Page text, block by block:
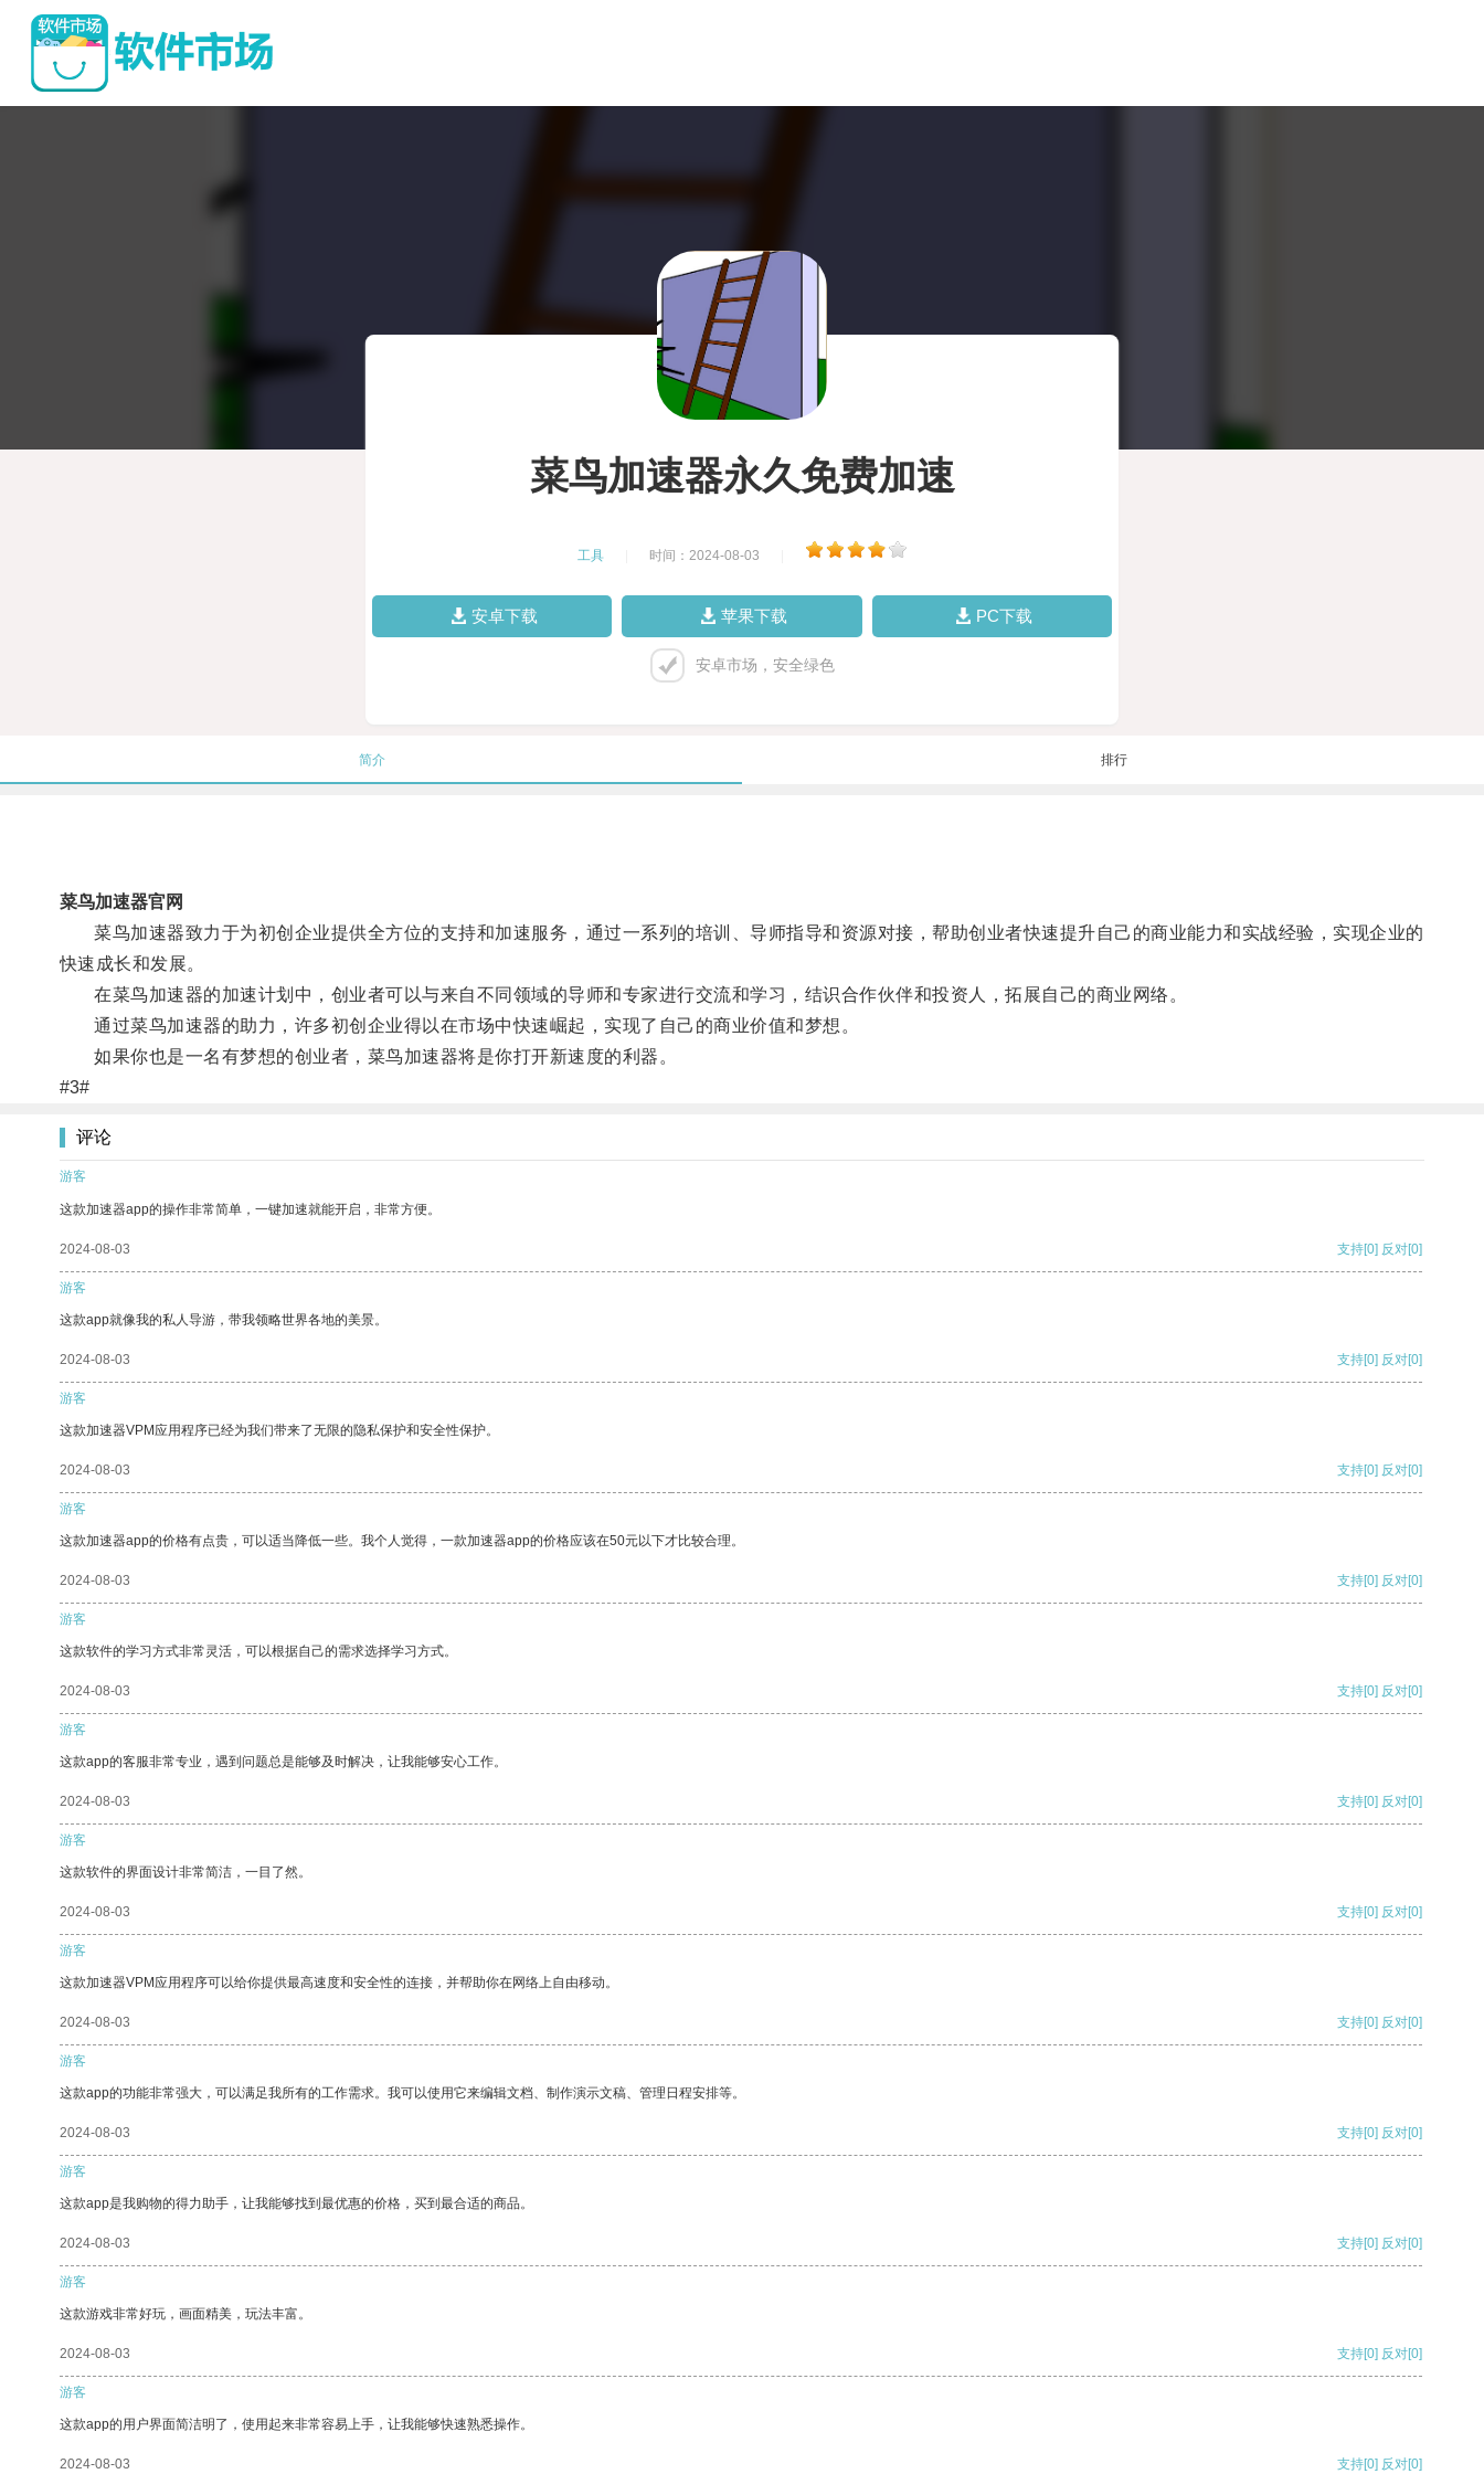
菜鸟加速器永久免费加速
工具 时间：2024-08-03
安卓下载 苹果下载 PC下载
安卓市场，安全绿色
简介 排行
菜鸟加速器官网
菜鸟加速器致力于为初创企业提供全方位的支持和加速服务，通过一系列的培训、导师指导和资源对接，帮助创业者快速提升自己的商业能力和实战经验，实现企业的
快速成长和发展。
在菜鸟加速器的加速计划中，创业者可以与来自不同领域的导师和专家进行交流和学习，结识合作伙伴和投资人，拓展自己的商业网络。
通过菜鸟加速器的助力，许多初创企业得以在市场中快速崛起，实现了自己的商业价值和梦想。
如果你也是一名有梦想的创业者，菜鸟加速器将是你打开新速度的利器。
#3#
评论
游客
这款加速器app的操作非常简单，一键加速就能开启，非常方便。
2024-08-03 支持[0] 反对[0]
游客
这款app就像我的私人导游，带我领略世界各地的美景。
2024-08-03 支持[0] 反对[0]
游客
这款加速器VPM应用程序已经为我们带来了无限的隐私保护和安全性保护。
2024-08-03 支持[0] 反对[0]
游客
这款加速器app的价格有点贵，可以适当降低一些。我个人觉得，一款加速器app的价格应该在50元以下才比较合理。
2024-08-03 支持[0] 反对[0]
游客
这款软件的学习方式非常灵活，可以根据自己的需求选择学习方式。
2024-08-03 支持[0] 反对[0]
游客
这款app的客服非常专业，遇到问题总是能够及时解决，让我能够安心工作。
2024-08-03 支持[0] 反对[0]
游客
这款软件的界面设计非常简洁，一目了然。
2024-08-03 支持[0] 反对[0]
游客
这款加速器VPM应用程序可以给你提供最高速度和安全性的连接，并帮助你在网络上自由移动。
2024-08-03 支持[0] 反对[0]
游客
这款app的功能非常强大，可以满足我所有的工作需求。我可以使用它来编辑文档、制作演示文稿、管理日程安排等。
2024-08-03 支持[0] 反对[0]
游客
这款app是我购物的得力助手，让我能够找到最优惠的价格，买到最合适的商品。
2024-08-03 支持[0] 反对[0]
游客
这款游戏非常好玩，画面精美，玩法丰富。
2024-08-03 支持[0] 反对[0]
游客
这款app的用户界面简洁明了，使用起来非常容易上手，让我能够快速熟悉操作。
2024-08-03 支持[0] 反对[0]